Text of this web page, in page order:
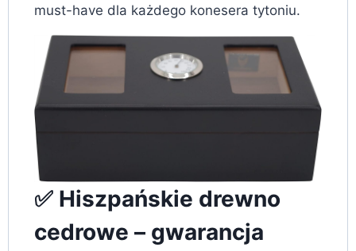
must-have dla każdego konesera tytoniu.
✅ Hiszpańskie drewno
cedrowe – gwarancja